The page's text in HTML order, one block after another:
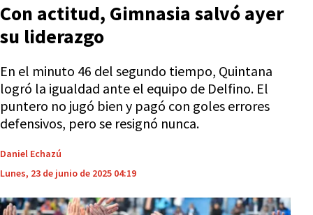
Con actitud, Gimnasia salvó ayer
su liderazgo
En el minuto 46 del segundo tiempo, Quintana
logró la igualdad ante el equipo de Delfino. El
puntero no jugó bien y pagó con goles errores
defensivos, pero se resignó nunca.
Daniel Echazú
Lunes, 23 de junio de 2025 04:19